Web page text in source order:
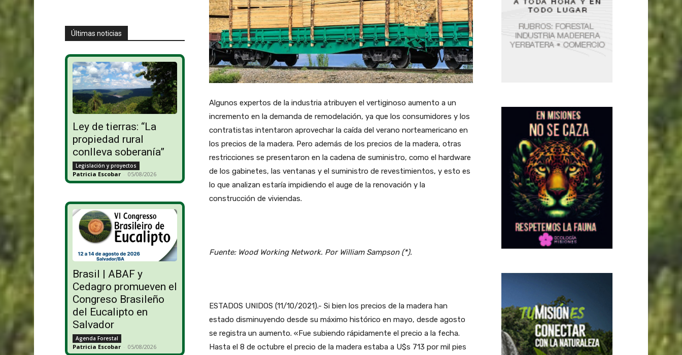
Últimas noticias
Ley de tierras: “La
propiedad rural
conlleva soberanía”
Legislación y proyectos
Patricia Escobar - 05/08/2026
Brasil | ABAF y
Cedagro promueven el
Congreso Brasileño
del Eucalipto en
Salvador
Agenda Forestal
Patricia Escobar - 05/08/2026
Algunos expertos de la industria atribuyen el vertiginoso aumento a un
incremento en la demanda de remodelación, ya que los consumidores y los
contratistas intentaron aprovechar la caída del verano norteamericano en
los precios de la madera. Pero además de los precios de la madera, otras
restricciones se presentaron en la cadena de suministro, como el hardware
de los gabinetes, las ventanas y el suministro de revestimientos, y esto es
lo que analizan estaría impidiendo el auge de la renovación y la
construcción de viviendas.
Fuente: Wood Working Network. Por William Sampson (*).
ESTADOS UNIDOS (11/10/2021).- Si bien los precios de la madera han
estado disminuyendo desde su máximo histórico en mayo, desde agosto
se registra un aumento. «Fue subiendo rápidamente el precio a la fecha.
Hasta el 8 de octubre el precio de la madera estaba a U$s 713 por mil pies